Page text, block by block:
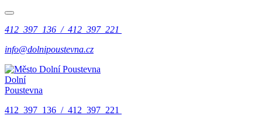
412 397 136 / 412 397 221
info@dolnipoustevna.cz
Dolní
Poustevna
412 397 136 / 412 397 221